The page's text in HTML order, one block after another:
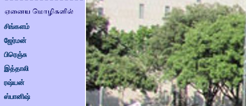
சிங்களம்
ஜேர்மன்
பிரெஞ்சு
இத்தாலி
ரஷ்யன்
ஸ்பானிஷ்